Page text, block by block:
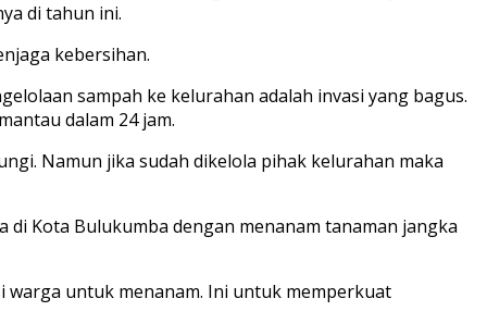
di tahun ini.
kebersihan.
sampah ke kelurahan adalah invasi yang bagus.
dalam 24 jam.
Namun jika sudah dikelola pihak kelurahan maka
Kota Bulukumba dengan menanam tanaman jangka
warga untuk menanam. Ini untuk memperkuat